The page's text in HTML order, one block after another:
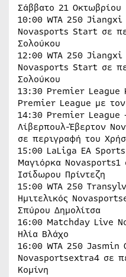
Σάββατο 21 Οκτωβρίου
10:00 WTA 250 Jiangxi
Novasports Start σε
Σολούκου
12:00 WTA 250 Jiangxi
Novasports Start σε
Σολούκου
13:30 Premier
Premier League με
14:30 Premier League
Λίβερπουλ-Έβερτον
σε περιγραφή του
15:00 LaLiga EA
Μαγιόρκα Novasports1
Ισίδωρου Πρίντεζη
15:00 WTA 250
Ημιτελικός
Σπύρου Δημολίτσα
16:00 Matchday Live
Ηλία Βλάχο
16:00 WTA 250 Jasmin
Novasportsextra4 σε
Κομίνη